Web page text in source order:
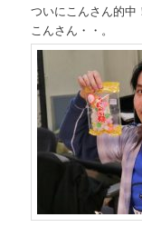
ついにこんさん的中
こんさん・・。